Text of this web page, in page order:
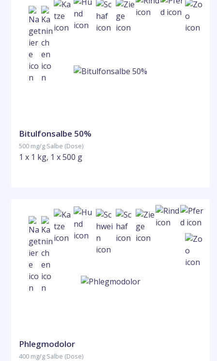
Bitulfonsalbe 50%
500 mg/g Salbe (Dose)
1 x 1 kg, 1 x 500 g
Phlegmodolor
400 mg/g Salbe (Dose)